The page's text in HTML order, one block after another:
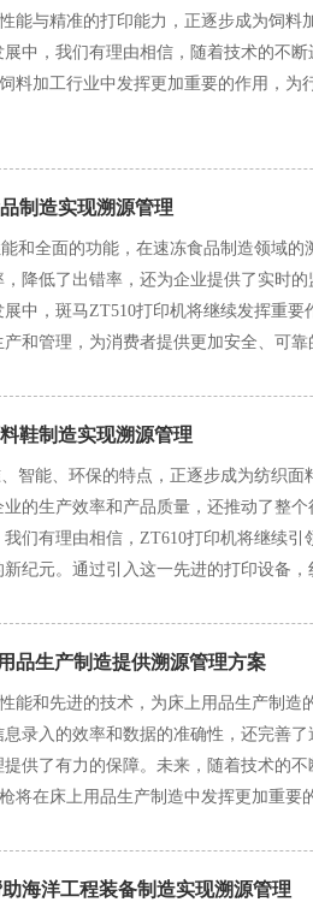
能与精准的打印能力，正逐步成为饲料
中，我们有理由相信，随着技术的不
料加工行业中发挥更加重要的作用，为
制造实现溯源管理
和全面的功能，在速冻食品制造领域的
降低了出错率，还为企业提供了实时的
中，斑马ZT510打印机将继续发挥重要
和管理，为消费者提供更加安全、可靠
鞋制造实现溯源管理
智能、环保的特点，正逐步成为纺织面
的生产效率和产品质量，还推动了整个
们有理由相信，ZT610打印机将继续引
纪元。通过引入这一先进的打印设备，
品生产制造提供溯源管理方案
能和先进的技术，为床上用品生产制造
录入的效率和数据的准确性，还完善了
供了有力的保障。未来，随着技术的
将在床上用品生产制造中发挥更加重要
海洋工程装备制造实现溯源管理